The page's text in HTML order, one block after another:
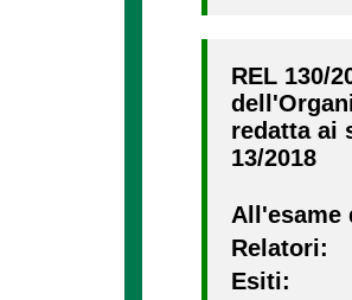
REL 130/
redatta ai
13/2018
All'esame
Relatori:
Esiti: